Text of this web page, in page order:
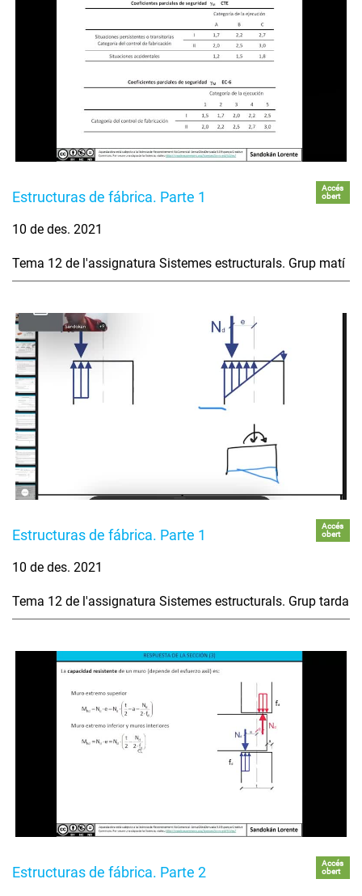
Estructuras de fábrica. Parte 1
Accés
obert
10 de des. 2021
Tema 12 de l'assignatura Sistemes estructurals. Grup matí
Estructuras de fábrica. Parte 1
Accés
obert
10 de des. 2021
Tema 12 de l'assignatura Sistemes estructurals. Grup tarda
Estructuras de fábrica. Parte 2
Accés
obert